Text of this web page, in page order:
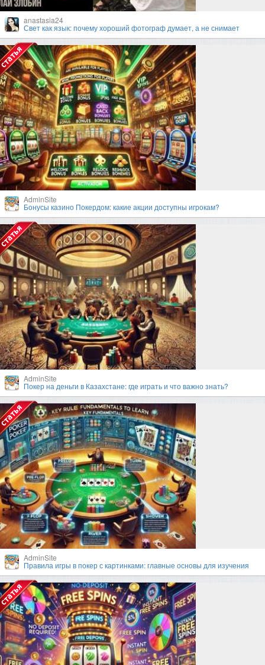
anastasia24
Свет как язык: почему хороший фотограф думает, а не снимает
AdminSite
Бонусы казино Покердом: какие акции доступны игрокам?
AdminSite
Покер на деньги в Казахстане: где играть и что важно знать?
AdminSite
Правила игры в покер с картинками: главные основы для изучения